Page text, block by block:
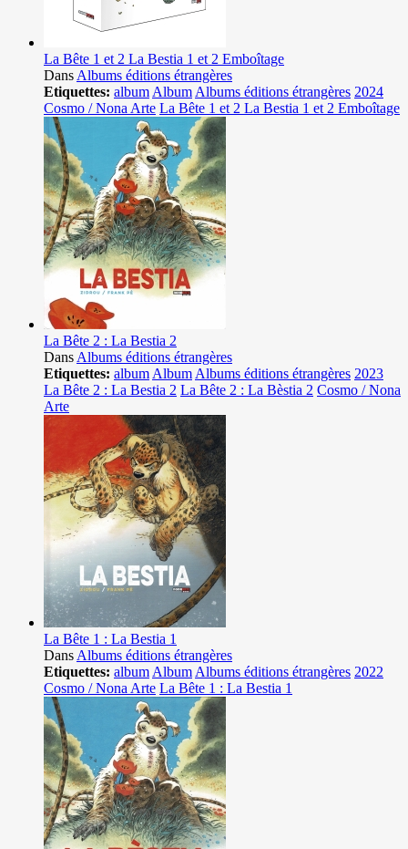
La Bête 1 et 2 La Bestia 1 et 2 Emboîtage
Dans Albums éditions étrangères
Etiquettes: album Album Albums éditions étrangères 2024
Cosmo / Nona Arte La Bête 1 et 2 La Bestia 1 et 2 Emboîtage
La Bête 2 : La Bestia 2
Dans Albums éditions étrangères
Etiquettes: album Album Albums éditions étrangères 2023
La Bête 2 : La Bestia 2 La Bête 2 : La Bèstia 2 Cosmo / Nona
Arte
La Bête 1 : La Bestia 1
Dans Albums éditions étrangères
Etiquettes: album Album Albums éditions étrangères 2022
Cosmo / Nona Arte La Bête 1 : La Bestia 1